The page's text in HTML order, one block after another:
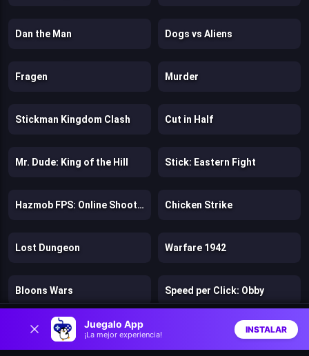
Juegalo App
¡La mejor experiencia!
INSTALAR
Dan the Man Dogs vs Aliens
Fragen Murder
Stickman Kingdom Clash Cut in Half
Mr. Dude: King of the Hill Stick: Eastern Fight
Hazmob FPS: Online Shooter Chicken Strike
Lost Dungeon Warfare 1942
Bloons Wars Speed per Click: Obby
Battle Arena: Heroes Adventure Firestone Idle RPG